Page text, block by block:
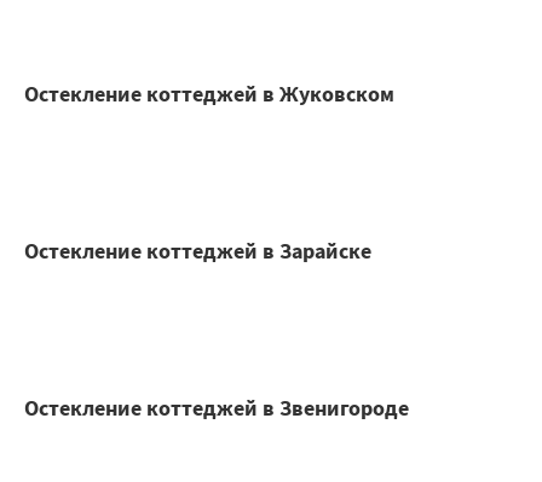
Остекление коттеджей в Жуковском
Остекление коттеджей в Зарайске
Остекление коттеджей в Звенигороде